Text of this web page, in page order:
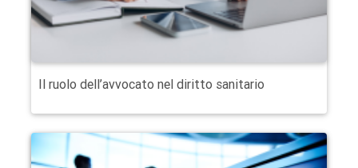
Il ruolo dell’avvocato nel diritto sanitario